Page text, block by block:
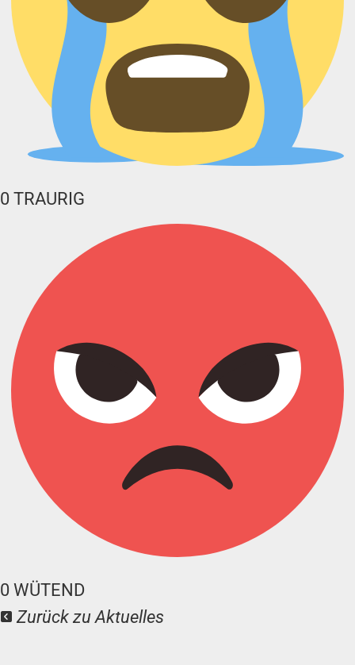
0 TRAURIG
0 WÜTEND
Zurück zu Aktuelles